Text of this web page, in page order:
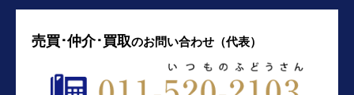
売買･仲介･買取のお問い合わせ（代表）